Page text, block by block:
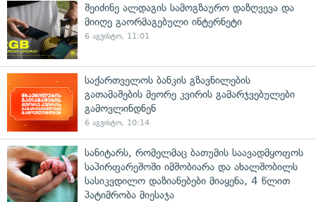
შეიძინე ალდაგის სამოგზაურო დაზღვევა და
მიიღე გაორმაგებული ინტერნეტი
6 აგვისტო, 11:01
საქართველოს ბანკის გზავნილების
გათამაშების მეორე კვირის გამარჯვებულები
გამოვლინდნენ
6 აგვისტო, 10:14
სანიტარს, რომელმაც ბათუმის საავადმყოფოს
საპირფარეშოში იმშობიარა და ახალშობილს
სასიკვდილო დაზიანებები მიაყენა, 4 წლით
პატიმრობა მიესაჯა